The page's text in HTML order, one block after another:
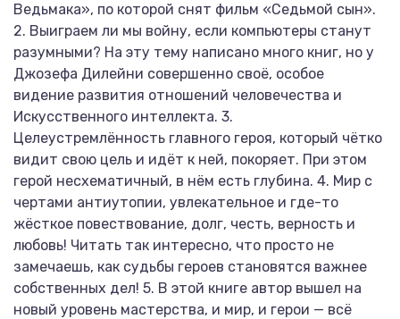
Ведьмака», по которой снят фильм «Седьмой сын».
2. Выиграем ли мы войну, если компьютеры станут
разумными? На эту тему написано много книг, но у
Джозефа Дилейни совершенно своё, особое
видение развития отношений человечества и
Искусственного интеллекта. 3.
Целеустремлённость главного героя, который чётко
видит свою цель и идёт к ней, покоряет. При этом
герой несхематичный, в нём есть глубина. 4. Мир с
чертами антиутопии, увлекательное и где-то
жёсткое повествование, долг, честь, верность и
любовь! Читать так интересно, что просто не
замечаешь, как судьбы героев становятся важнее
собственных дел! 5. В этой книге автор вышел на
новый уровень мастерства, и мир, и герои — всё